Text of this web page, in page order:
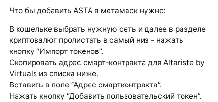
Что бы добавить ASTA в метамаск нужно:
В кошельке выбрать нужную сеть и далее в разделе
криптовалют пролистать в самый низ - нажать
кнопку “Импорт токенов”.
Скопировать адрес смарт-контракта для Altariste by
Virtuals из списка ниже.
Вставить в поле “Адрес смартконтракта”.
Нажать кнопку “Добавить пользовательский токен”.